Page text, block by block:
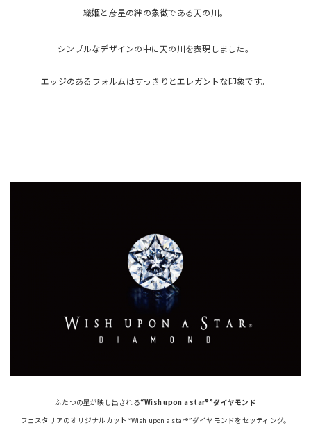
織姫と彦星の絆の象徴である天の川。
シンプルなデザインの中に天の川を表現しました。
エッジのあるフォルムはすっきりとエレガントな印象です。
ふたつの星が映し出される“Wish upon a star®”ダイヤモンド
フェスタリアのオリジナルカット“Wish upon a star®”ダイヤモンドをセッティング。